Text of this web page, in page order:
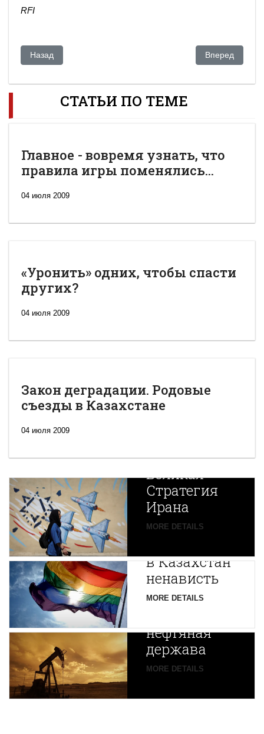
RFI
Предыдущий: В Казахстане предложили изучать
Назад Следующий:
Вперед
СТАТЬИ ПО ТЕМЕ
Главное - вовремя узнать, что
правила игры поменялись...
04 июля 2009
«Уронить» одних, чтобы спасти
других?
04 июля 2009
Закон деградации. Родовые
съезды в Казахстане
04 июля 2009
Новая
Великая
Стратегия
Ирана
MORE DETAILS
Путин
в Казахстан
ненависть
MORE DETAILS
Центральной
Азии
зарождается
нефтяная
держава
MORE DETAILS